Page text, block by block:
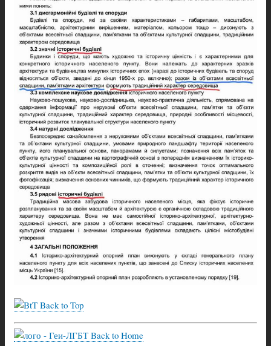
Back to Top
Back to Home